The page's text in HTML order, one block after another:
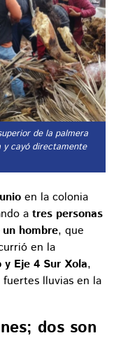
de la palmera
y cayó directamente
en la colonia
a tres personas
hombre, que
en la
y Eje 4 Sur Xola,
lluvias en la
dos son